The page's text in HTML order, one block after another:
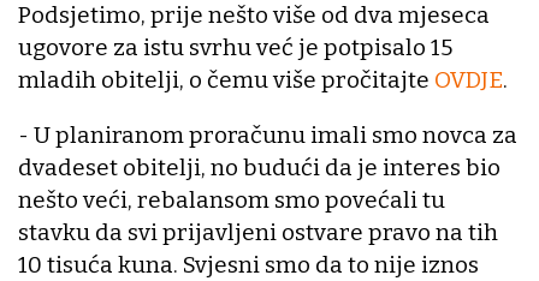
Podsjetimo, prije nešto više od dva mjeseca
ugovore za istu svrhu već je potpisalo 15
mladih obitelji, o čemu više pročitajte OVDJE.
- U planiranom proračunu imali smo novca za
dvadeset obitelji, no budući da je interes bio
nešto veći, rebalansom smo povećali tu
stavku da svi prijavljeni ostvare pravo na tih
10 tisuća kuna. Svjesni smo da to nije iznos